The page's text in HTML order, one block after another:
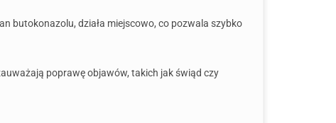
butokonazolu, działa miejscowo, co pozwala szybko
poprawę objawów, takich jak świąd czy